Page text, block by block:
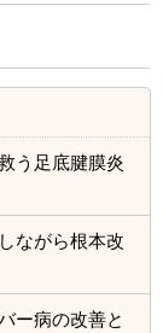
う足底腱膜炎
ながら根本改
ー病の改善と